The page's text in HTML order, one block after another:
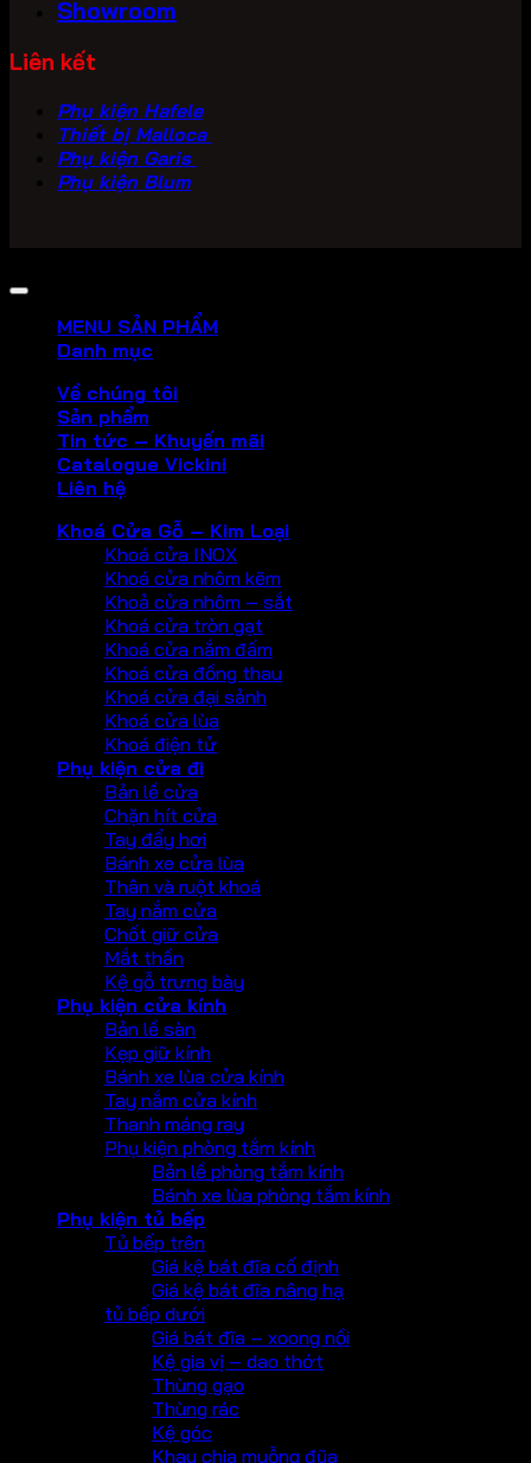
Showroom
Liên kết
Phụ kiện Hafele
Thiết bị Malloca
Phụ kiện Garis
Phụ kiện Blum
MENU SẢN PHẨM
Danh mục
Về chúng tôi
Sản phẩm
Tin tức – Khuyến mãi
Catalogue Vickini
Liên hệ
Khoá Cửa Gỗ – Kim Loại
Khoá cửa INOX
Khoá cửa nhôm kẽm
Khoả cửa nhôm – sắt
Khoá cửa tròn gạt
Khoá cửa nắm đấm
Khoá cửa đồng thau
Khoá cửa đại sảnh
Khoá cửa lùa
Khoá điện tử
Phụ kiện cửa đi
Bản lề cửa
Chặn hít cửa
Tay đẩy hơi
Bánh xe cửa lùa
Thân và ruột khoá
Tay nắm cửa
Chốt giữ cửa
Mắt thần
Kệ gỗ trưng bày
Phụ kiện cửa kính
Bản lề sàn
Kẹp giữ kính
Bánh xe lùa cửa kính
Tay nắm cửa kính
Thanh máng ray
Phụ kiện phòng tắm kính
Bản lề phòng tắm kính
Bánh xe lùa phòng tắm kính
Phụ kiện tủ bếp
Tủ bếp trên
Giá kệ bát đĩa cố định
Giá kệ bát đĩa nâng hạ
tủ bếp dưới
Giá bát đĩa – xoong nồi
Kệ gia vị – dao thớt
Thùng gạo
Thùng rác
Kệ góc
Khay chia muỗng đũa